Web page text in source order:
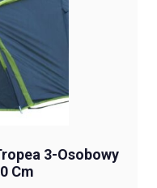
3-Osobowy
Cm